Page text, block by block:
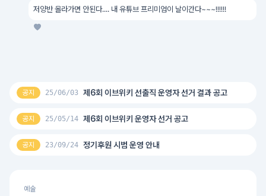
저양반 올라가면 안된다.... 내 유튜브 프리미엄이 날이간다~~~!!!!!!
공지 25/06/03 제6회 이브위키 선출직 운영자 선거 결과 공고
공지 25/05/14 제6회 이브위키 운영자 선거 공고
공지 23/09/24 정기후원 시범 운영 안내
예술